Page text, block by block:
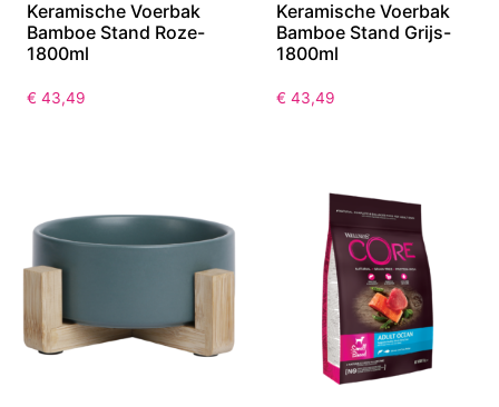
Keramische Voerbak
Bamboe Stand Roze-
1800ml
€ 43,49
Keramische Voerbak
Bamboe Stand Grijs-
1800ml
€ 43,49